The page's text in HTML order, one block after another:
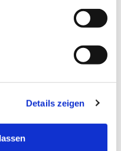
Details zeigen